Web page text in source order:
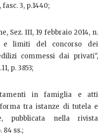
3, p.1440;
Sez. III, 19 febbraio 2014, n.
e limiti del concorso dei
commessi dai privati",
p. 3853;
in famiglia e atti
tra istanze di tutela e
pubblicata nella rivista
84 ss.;